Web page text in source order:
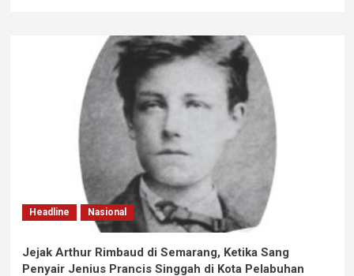
Headline Nasional
Jejak Arthur Rimbaud di Semarang, Ketika Sang
Penyair Jenius Prancis Singgah di Kota Pelabuhan